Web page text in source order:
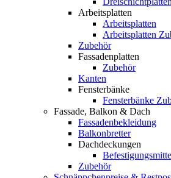
Arbeitsplatten
Arbeitsplatten
Arbeitsplatten
Zubehör
Fassadenplatten
Zubehör
Kanten
Fensterbänke
Fensterbänke
Fassade, Balkon & Dach
Fassadenbekleidung
Balkonbretter
Dachdeckungen
Zubehör